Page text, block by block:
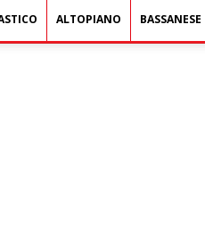
ALTOPIANO BASSANESE